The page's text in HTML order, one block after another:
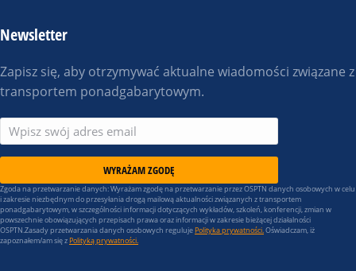
Newsletter
Zapisz się, aby otrzymywać aktualne wiadomości związane z
transportem ponadgabarytowym.
WYRAŻAM ZGODĘ
Zgoda na przetwarzanie danych: Wyrażam zgodę na przetwarzanie przez OSPTN danych osobowych w celu
i zakresie niezbędnym do przesyłania drogą mailową aktualności związanych z transportem
ponadgabarytowym, w szczególności informacji dotyczących wykładów, szkoleń, konferencji, zmian w
powszechnie obowiązujących przepisach prawa oraz informacji w zakresie bieżącej działalności
OSPTN.Zasady przetwarzania danych osobowych regulujePolityka prywatności.Oświadczam, iż
zapoznałem/am się zPolityką prywatności.